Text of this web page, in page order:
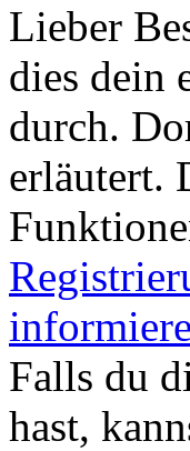
Lieber
dies dein
durch.
erläutert.
Falls du
hast,